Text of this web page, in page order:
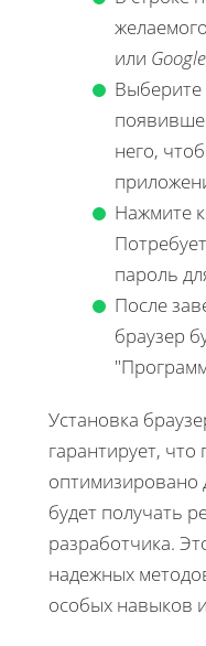
или
него,
Нажмите
пароль
После
браузер
Установка
гарантирует,
оптимизировано
будет получать
разработчика.
надежных
особых навыков